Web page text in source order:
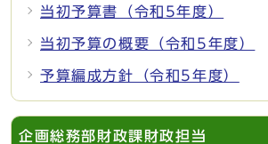
当初予算書（令和5年度）
当初予算の概要（令和5年度）
予算編成方針（令和5年度）
企画総務部財政課財政担当